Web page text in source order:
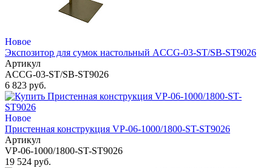
Новое
Экспозитор для сумок настольный ACCG-03-ST/SB-ST9026
Артикул
ACCG-03-ST/SB-ST9026
6 823 руб.
Новое
Пристенная конструкция VP-06-1000/1800-ST-ST9026
Артикул
VP-06-1000/1800-ST-ST9026
19 524 руб.